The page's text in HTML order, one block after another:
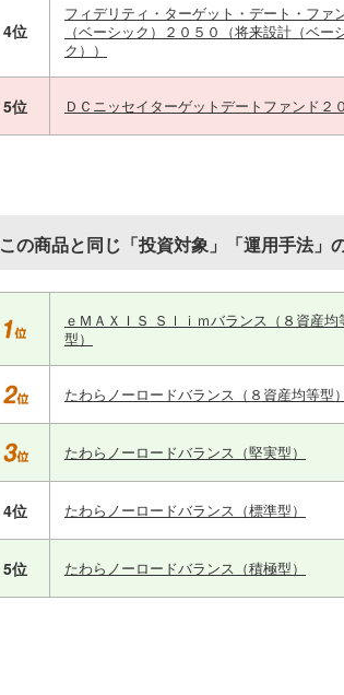
4位
フィデリティ・ターゲット・デート・ファ
（ベーシック）２０５０（将来設計（ベー
ク））
5位 ＤＣニッセイターゲットデートファンド２
この商品と同じ「投資対象」「運用手法
ｅＭＡＸＩＳ Ｓｌｉｍバランス（８資産均
型）
たわらノーロードバランス（８資産均等型）
たわらノーロードバランス（堅実型）
4位 たわらノーロードバランス（標準型）
5位 たわらノーロードバランス（積極型）